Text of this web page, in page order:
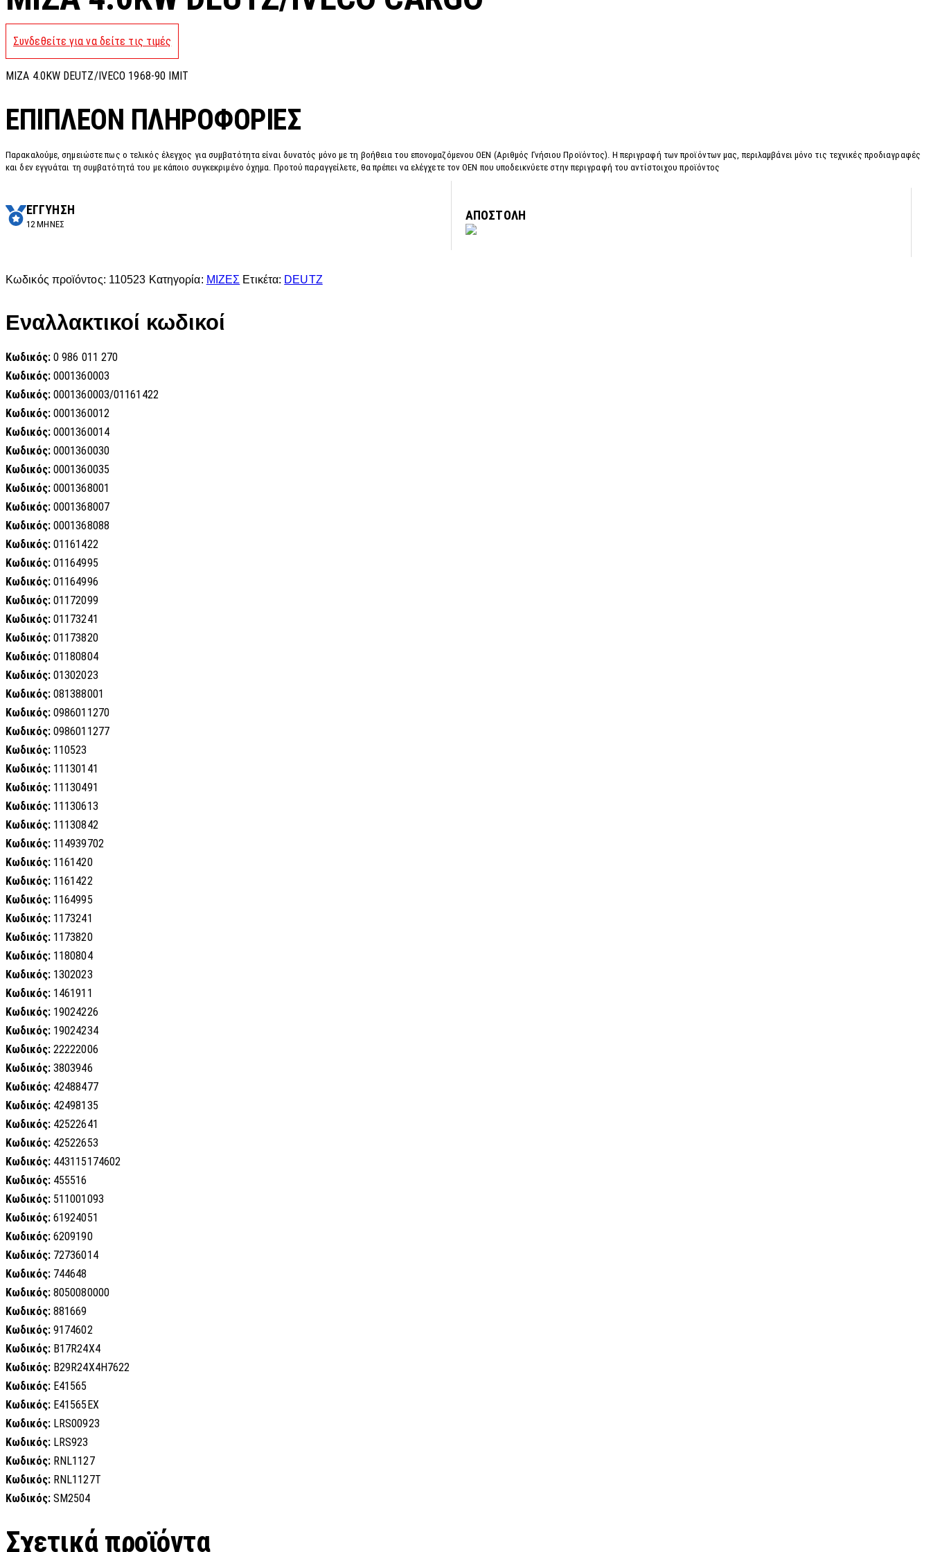
Συνδεθείτε για να δείτε τις τιμές
MIZA 4.0KW DEUTZ/IVECO 1968-90 IMIT
ΕΠΙΠΛΈΟΝ ΠΛΗΡΟΦΟΡΊΕΣ
Παρακαλούμε, σημειώστε πως ο τελικός έλεγχος για συμβατότητα είναι δυνατός μόνο με τη βοήθεια του επονομαζόμενου OEN (Αριθμός Γνήσιου Προϊόντος). Η περιγραφή των προϊόντων μας, περιλαμβάνει μόνο τις τεχνικές προδιαγραφές
και δεν εγγυάται τη συμβατότητά του με κάποιο συγκεκριμένο όχημα. Προτού παραγγείλετε, θα πρέπει να ελέγχετε τον OEN που υποδεικνύετε στην περιγραφή του αντίστοιχου προϊόντος
ΕΓΓΥΗΣΗ
12 ΜΗΝΕΣ
ΑΠΟΣΤΟΛΗ
Κωδικός προϊόντος: 110523 Κατηγορία: ΜΙΖΕΣ Ετικέτα: DEUTZ
Εναλλακτικοί κωδικοί
Κωδικός: 0 986 011 270
Κωδικός: 0001360003
Κωδικός: 0001360003/01161422
Κωδικός: 0001360012
Κωδικός: 0001360014
Κωδικός: 0001360030
Κωδικός: 0001360035
Κωδικός: 0001368001
Κωδικός: 0001368007
Κωδικός: 0001368088
Κωδικός: 01161422
Κωδικός: 01164995
Κωδικός: 01164996
Κωδικός: 01172099
Κωδικός: 01173241
Κωδικός: 01173820
Κωδικός: 01180804
Κωδικός: 01302023
Κωδικός: 081388001
Κωδικός: 0986011270
Κωδικός: 0986011277
Κωδικός: 110523
Κωδικός: 11130141
Κωδικός: 11130491
Κωδικός: 11130613
Κωδικός: 11130842
Κωδικός: 114939702
Κωδικός: 1161420
Κωδικός: 1161422
Κωδικός: 1164995
Κωδικός: 1173241
Κωδικός: 1173820
Κωδικός: 1180804
Κωδικός: 1302023
Κωδικός: 1461911
Κωδικός: 19024226
Κωδικός: 19024234
Κωδικός: 22222006
Κωδικός: 3803946
Κωδικός: 42488477
Κωδικός: 42498135
Κωδικός: 42522641
Κωδικός: 42522653
Κωδικός: 443115174602
Κωδικός: 455516
Κωδικός: 511001093
Κωδικός: 61924051
Κωδικός: 6209190
Κωδικός: 72736014
Κωδικός: 744648
Κωδικός: 8050080000
Κωδικός: 881669
Κωδικός: 9174602
Κωδικός: B17R24X4
Κωδικός: B29R24X4H7622
Κωδικός: E41565
Κωδικός: E41565EX
Κωδικός: LRS00923
Κωδικός: LRS923
Κωδικός: RNL1127
Κωδικός: RNL1127T
Κωδικός: SM2504
Σχετικά προϊόντα